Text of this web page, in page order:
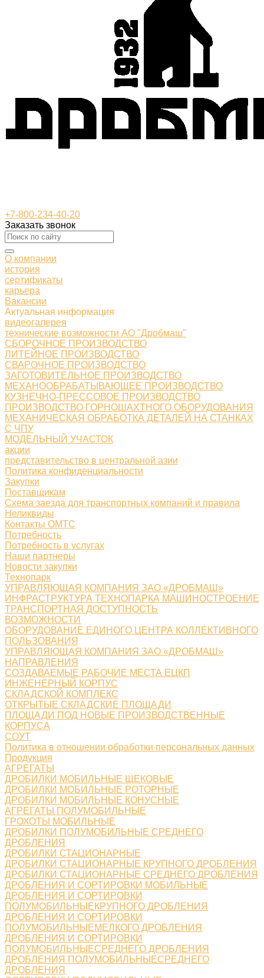
+7-800-234-40-20
Заказать звонок
О компании
история
сертификаты
карьера
Вакансии
Актуальная информация
видеогалерея
технические возможности АО "Дробмаш"
СБОРОЧНОЕ ПРОИЗВОДСТВО
ЛИТЕЙНОЕ ПРОИЗВОДСТВО
СВАРОЧНОЕ ПРОИЗВОДСТВО
ЗАГОТОВИТЕЛЬНОЕ ПРОИЗВОДСТВО
МЕХАНООБРАБАТЫВАЮЩЕЕ ПРОИЗВОДСТВО
КУЗНЕЧНО-ПРЕССОВОЕ ПРОИЗВОДСТВО
ПРОИЗВОДСТВО ГОРНОШАХТНОГО ОБОРУДОВАНИЯ
МЕХАНИЧЕСКАЯ ОБРАБОТКА ДЕТАЛЕЙ НА СТАНКАХ
С ЧПУ
МОДЕЛЬНЫЙ УЧАСТОК
акции
представительство в центральной азии
Политика конфиденциальности
Закупки
Поставщикам
Схема заезда для транспортных компаний и правила
Неликвиды
Контакты ОМТС
Потребность
Потребность в услугах
Наши партнеры
Новости закупки
Технопарк
УПРАВЛЯЮЩАЯ КОМПАНИЯ ЗАО «ДРОБМАШ»
ИНФРАСТРУКТУРА ТЕХНОПАРКА МАШИНОСТРОЕНИЕ
ТРАНСПОРТНАЯ ДОСТУПНОСТЬ
ВОЗМОЖНОСТИ
ОБОРУДОВАНИЕ ЕДИНОГО ЦЕНТРА КОЛЛЕКТИВНОГО
ПОЛЬЗОВАНИЯ
УПРАВЛЯЮЩАЯ КОМПАНИЯ ЗАО «ДРОБМАШ»
НАПРАВЛЕНИЯ
СОЗДАВАЕМЫЕ РАБОЧИЕ МЕСТА ЕЦКП
ИНЖЕНЕРНЫЙ КОРПУС
СКЛАДСКОЙ КОМПЛЕКС
ОТКРЫТЫЕ СКЛАДСКИЕ ПЛОЩАДИ
ПЛОЩАДИ ПОД НОВЫЕ ПРОИЗВОДСТВЕННЫЕ
КОРПУСА
СОУТ
Политика в отношении обработки персональных данных
Продукция
АГРЕГАТЫ
ДРОБИЛКИ МОБИЛЬНЫЕ ЩЕКОВЫЕ
ДРОБИЛКИ МОБИЛЬНЫЕ РОТОРНЫЕ
ДРОБИЛКИ МОБИЛЬНЫЕ КОНУСНЫЕ
АГРЕГАТЫ ПОЛУМОБИЛЬНЫЕ
ГРОХОТЫ МОБИЛЬНЫЕ
ДРОБИЛКИ ПОЛУМОБИЛЬНЫЕ СРЕДНЕГО
ДРОБЛЕНИЯ
ДРОБИЛКИ СТАЦИОНАРНЫЕ
ДРОБИЛКИ СТАЦИОНАРНЫЕ КРУПНОГО ДРОБЛЕНИЯ
ДРОБИЛКИ СТАЦИОНАРНЫЕ СРЕДНЕГО ДРОБЛЕНИЯ
ДРОБЛЕНИЯ И СОРТИРОВКИ МОБИЛЬНЫЕ
ДРОБЛЕНИЯ И СОРТИРОВКИ
ПОЛУМОБИЛЬНЫЕКРУПНОГО ДРОБЛЕНИЯ
ДРОБЛЕНИЯ И СОРТИРОВКИ
ПОЛУМОБИЛЬНЫЕМЕЛКОГО ДРОБЛЕНИЯ
ДРОБЛЕНИЯ И СОРТИРОВКИ
ПОЛУМОБИЛЬНЫЕСРЕДНЕГО ДРОБЛЕНИЯ
ДРОБЛЕНИЯ ПОЛУМОБИЛЬНЫЕСРЕДНЕГО
ДРОБЛЕНИЯ